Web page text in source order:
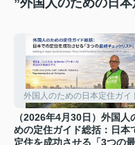
”外国人のための日
外国人のための日本定住ガイ
（2026年4月30日）外国人
めの定住ガイド総括：日本
定住を成功させる「3つの